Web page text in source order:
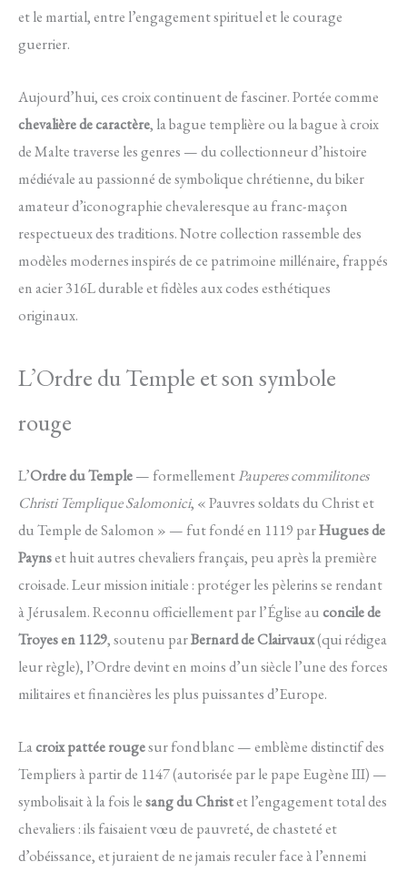
et le martial, entre l’engagement spirituel et le courage
guerrier.
Aujourd’hui, ces croix continuent de fasciner. Portée comme
chevalière de caractère, la bague templière ou la bague à croix
de Malte traverse les genres — du collectionneur d’histoire
médiévale au passionné de symbolique chrétienne, du biker
amateur d’iconographie chevaleresque au franc-maçon
respectueux des traditions. Notre collection rassemble des
modèles modernes inspirés de ce patrimoine millénaire, frappés
en acier 316L durable et fidèles aux codes esthétiques
originaux.
L’Ordre du Temple et son symbole
rouge
L’Ordre du Temple— formellementPauperes commilitones
Christi Templique Salomonici, « Pauvres soldats du Christ et
du Temple de Salomon » — fut fondé en 1119 parHugues de
Paynset huit autres chevaliers français, peu après la première
croisade. Leur mission initiale : protéger les pèlerins se rendant
à Jérusalem. Reconnu officiellement par l’Église auconcile de
Troyes en 1129, soutenu parBernard de Clairvaux(qui rédigea
leur règle), l’Ordre devint en moins d’un siècle l’une des forces
militaires et financières les plus puissantes d’Europe.
Lacroix pattée rougesur fond blanc — emblème distinctif des
Templiers à partir de 1147 (autorisée par le pape Eugène III) —
symbolisait à la fois lesang du Christet l’engagement total des
chevaliers : ils faisaient vœu de pauvreté, de chasteté et
d’obéissance, et juraient de ne jamais reculer face à l’ennemi